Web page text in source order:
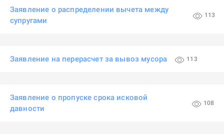
Заявление о распределении вычета между
супругами
113
Заявление на перерасчет за вывоз мусора 113
Заявление о пропуске срока исковой
давности
108